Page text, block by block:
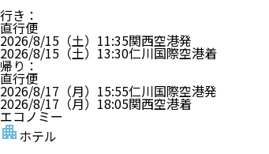
行き ：
直行便
2026/8/15（土） 11:35関西空港発
2026/8/15（土） 13:30仁川国際空港着
帰り ：
直行便
2026/8/17（月） 15:55仁川国際空港発
2026/8/17（月） 18:05関西空港着
エコノミー
ホテル